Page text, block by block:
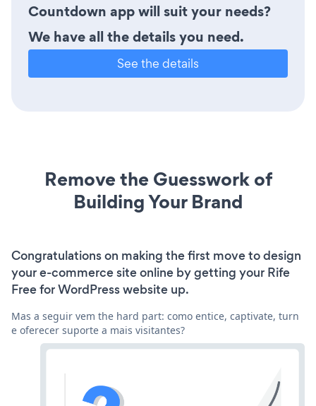
Countdown app will suit your needs?
We have all the details you need.
See the details
Remove the Guesswork of
Building Your Brand
Congratulations on making the first move to design
your e-commerce site online by getting your Rife
Free for WordPress website up.
Mas a seguir vem the hard part: como entice, captivate, turn
e oferecer suporte a mais visitantes?